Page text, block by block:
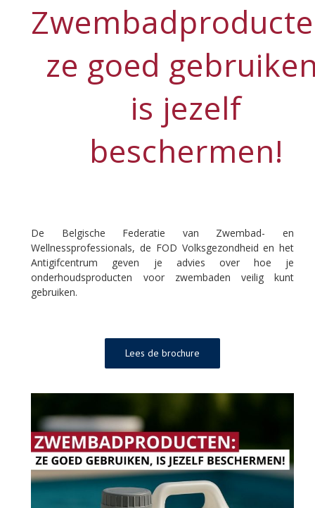
ze goed
is jezelf
beschermen!
De Belgische Federatie van Zwembad- en
Wellnessprofessionals, de FOD Volksgezondheid en het
Antigifcentrum geven je advies over hoe je
onderhoudsproducten voor zwembaden veilig kunt
gebruiken.
Lees de brochure